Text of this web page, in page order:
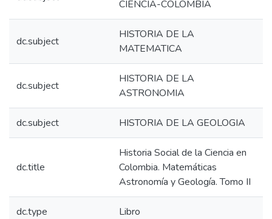
CIENCIA-COLOMBIA
dc.subject
HISTORIA DE LA
MATEMATICA
dc.subject
HISTORIA DE LA
ASTRONOMIA
dc.subject HISTORIA DE LA GEOLOGIA
dc.title
Historia Social de la Ciencia en
Colombia. Matemáticas
Astronomía y Geología. Tomo II
dc.type Libro